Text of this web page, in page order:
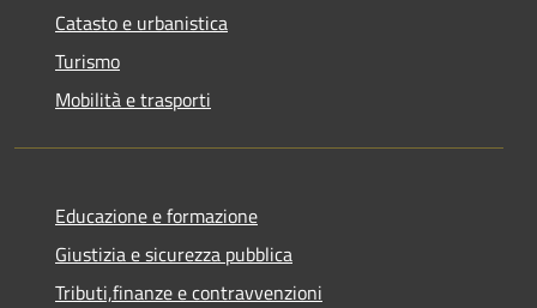
Catasto e urbanistica
Turismo
Mobilità e trasporti
Educazione e formazione
Giustizia e sicurezza pubblica
Tributi,finanze e contravvenzioni